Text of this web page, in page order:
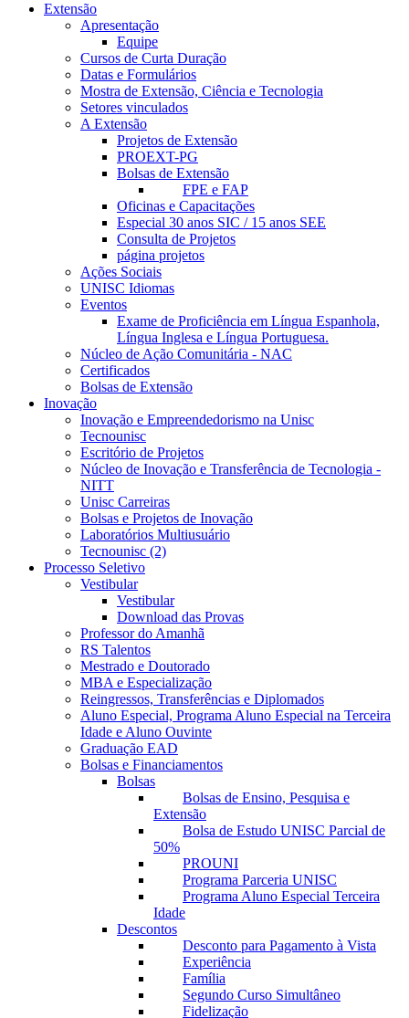
Extensão
Apresentação
Equipe
Cursos de Curta Duração
Datas e Formulários
Mostra de Extensão, Ciência e Tecnologia
Setores vinculados
A Extensão
Projetos de Extensão
PROEXT-PG
Bolsas de Extensão
FPE e FAP
Oficinas e Capacitações
Especial 30 anos SIC / 15 anos SEE
Consulta de Projetos
página projetos
Ações Sociais
UNISC Idiomas
Eventos
Exame de Proficiência em Língua Espanhola,
Língua Inglesa e Língua Portuguesa.
Núcleo de Ação Comunitária - NAC
Certificados
Bolsas de Extensão
Inovação
Inovação e Empreendedorismo na Unisc
Tecnounisc
Escritório de Projetos
Núcleo de Inovação e Transferência de Tecnologia -
NITT
Unisc Carreiras
Bolsas e Projetos de Inovação
Laboratórios Multiusuário
Tecnounisc (2)
Processo Seletivo
Vestibular
Vestibular
Download das Provas
Professor do Amanhã
RS Talentos
Mestrado e Doutorado
MBA e Especialização
Reingressos, Transferências e Diplomados
Aluno Especial, Programa Aluno Especial na Terceira
Idade e Aluno Ouvinte
Graduação EAD
Bolsas e Financiamentos
Bolsas
Bolsas de Ensino, Pesquisa e
Extensão
Bolsa de Estudo UNISC Parcial de
50%
PROUNI
Programa Parceria UNISC
Programa Aluno Especial Terceira
Idade
Descontos
Desconto para Pagamento à Vista
Experiência
Família
Segundo Curso Simultâneo
Fidelização